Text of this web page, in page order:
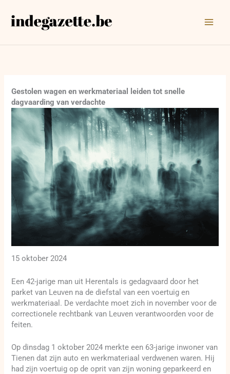
naar
Gestolen wagen en werkmateriaal leiden tot snelle
dagvaarding van verdachte
15 oktober 2024
Een 42-jarige man uit Herentals is gedagvaard door het
parket van Leuven na de diefstal van een voertuig en
werkmateriaal. De verdachte moet zich in november voor de
correctionele rechtbank van Leuven verantwoorden voor de
feiten.
Op dinsdag 1 oktober 2024 merkte een 63-jarige inwoner van
Tienen dat zijn auto en werkmateriaal verdwenen waren. Hij
had zijn voertuig op de oprit van zijn woning geparkeerd en